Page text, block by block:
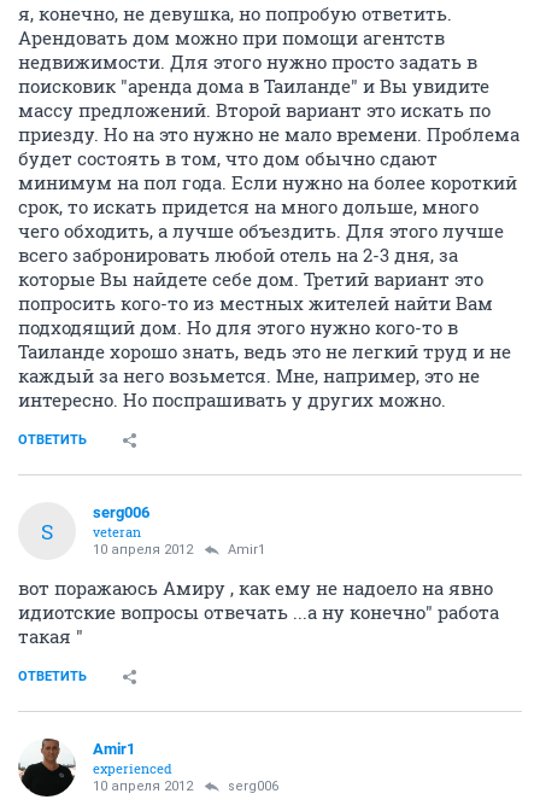
я, конечно, не девушка, но попробую ответить.
Арендовать дом можно при помощи агентств
недвижимости. Для этого нужно просто задать в
поисковик "аренда дома в Таиланде" и Вы увидите
массу предложений. Второй вариант это искать по
приезду. Но на это нужно не мало времени. Проблема
будет состоять в том, что дом обычно сдают
минимум на пол года. Если нужно на более короткий
срок, то искать придется на много дольше, много
чего обходить, а лучше объездить. Для этого лучше
всего забронировать любой отель на 2-3 дня, за
которые Вы найдете себе дом. Третий вариант это
попросить кого-то из местных жителей найти Вам
подходящий дом. Но для этого нужно кого-то в
Таиланде хорошо знать, ведь это не легкий труд и не
каждый за него возьмется. Мне, например, это не
интересно. Но поспрашивать у других можно.
ОТВЕТИТЬ
S
serg006
veteran
10 апреля 2012 Amir1
вот поражаюсь Амиру , как ему не надоело на явно
идиотские вопросы отвечать ...а ну конечно" работа
такая "
ОТВЕТИТЬ
Amir1
experienced
10 апреля 2012 serg006